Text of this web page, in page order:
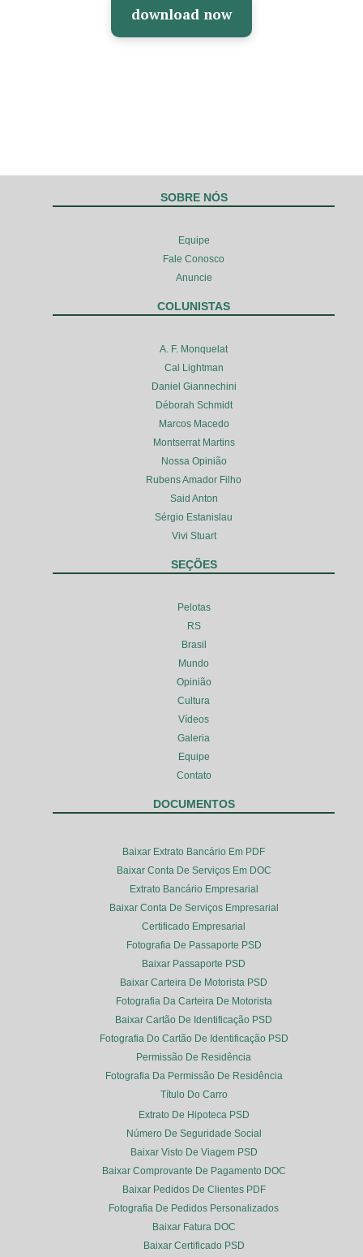
download now
SOBRE NÓS
Equipe
Fale Conosco
Anuncie
COLUNISTAS
A. F. Monquelat
Cal Lightman
Daniel Giannechini
Déborah Schmidt
Marcos Macedo
Montserrat Martins
Nossa Opinião
Rubens Amador Filho
Said Anton
Sérgio Estanislau
Vivi Stuart
SEÇÕES
Pelotas
RS
Brasil
Mundo
Opinião
Cultura
Vídeos
Galeria
Equipe
Contato
DOCUMENTOS
Baixar Extrato Bancário Em PDF
Baixar Conta De Serviços Em DOC
Extrato Bancário Empresarial
Baixar Conta De Serviços Empresarial
Certificado Empresarial
Fotografia De Passaporte PSD
Baixar Passaporte PSD
Baixar Carteira De Motorista PSD
Fotografia Da Carteira De Motorista
Baixar Cartão De Identificação PSD
Fotografia Do Cartão De Identificação PSD
Permissão De Residência
Fotografia Da Permissão De Residência
Título Do Carro
Extrato De Hipoteca PSD
Número De Seguridade Social
Baixar Visto De Viagem PSD
Baixar Comprovante De Pagamento DOC
Baixar Pedidos De Clientes PDF
Fotografia De Pedidos Personalizados
Baixar Fatura DOC
Baixar Certificado PSD